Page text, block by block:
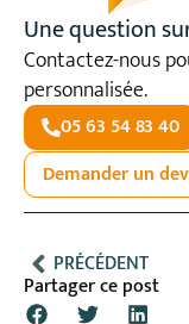
Une question
Contactez-nous
personnalisée.
05 63 54 83 40
Demander un
PRÉCÉDENT
Partager ce post